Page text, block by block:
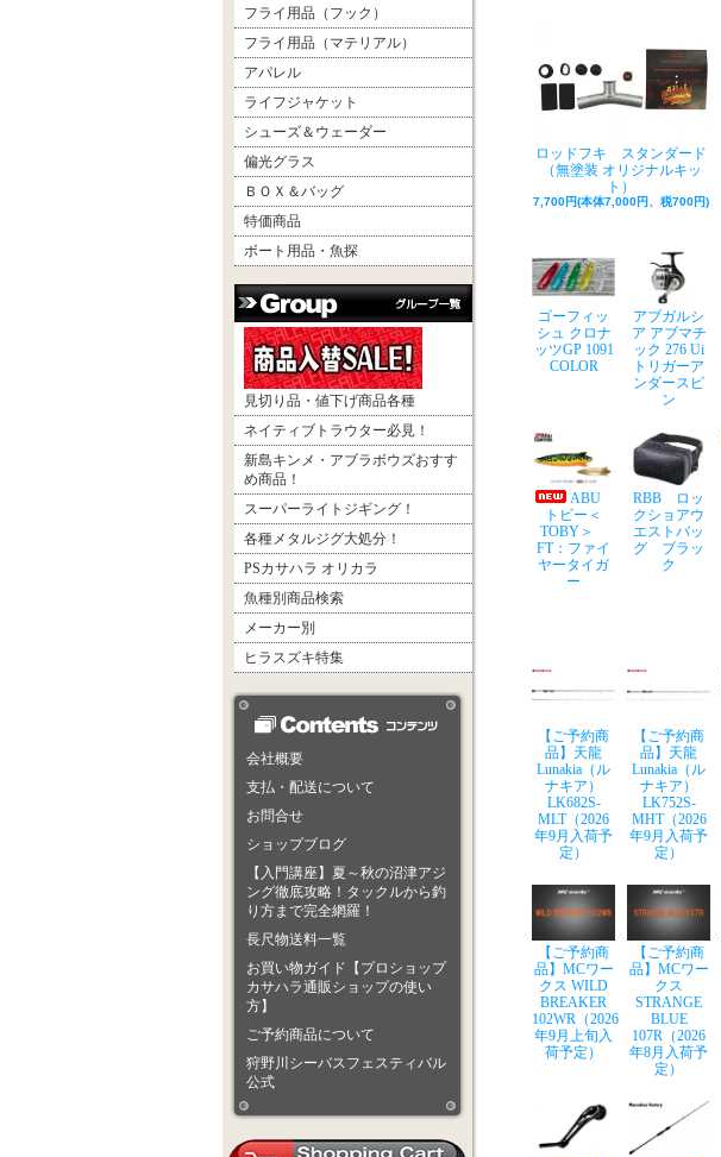
フライ用品（フック）
フライ用品（マテリアル）
アパレル
ライフジャケット
シューズ＆ウェーダー
偏光グラス
ＢＯＸ＆バッグ
特価商品
ボート用品・魚探
見切り品・値下げ商品各種
ネイティブトラウター必見！
新島キンメ・アブラボウズおすす
め商品！
スーパーライトジギング！
各種メタルジグ大処分！
PSカサハラ オリカラ
魚種別商品検索
メーカー別
ヒラスズキ特集
会社概要
支払・配送について
お問合せ
ショップブログ
【入門講座】夏～秋の沼津アジ
ング徹底攻略！タックルから釣
り方まで完全網羅！
長尺物送料一覧
お買い物ガイド【プロショップ
カサハラ通販ショップの使い
方】
ご予約商品について
狩野川シーバスフェスティバル
公式
ロッドフキ スタンダード
（無塗装 オリジナルキッ
ト）
7,700円(本体7,000円、税700円)
ゴーフィッ
シュ クロナ
ッツGP 1091
COLOR
アブガルシ
ア アブマチ
ック 276 Ui
トリガーア
ンダースピ
ン
ABU
トビー＜
TOBY＞
FT：ファイ
ヤータイガ
ー
RBB ロッ
クショアウ
エストバッ
グ ブラッ
ク
【ご予約商
品】天龍
Lunakia（ル
ナキア）
LK682S-
MLT（2026
年9月入荷予
定）
【ご予約商
品】天龍
Lunakia（ル
ナキア）
LK752S-
MHT（2026
年9月入荷予
定）
【ご予約商
品】MCワー
クス WILD
BREAKER
102WR（2026
年9月上旬入
荷予定）
【ご予約商
品】MCワー
クス
STRANGE
BLUE
107R（2026
年8月入荷予
定）